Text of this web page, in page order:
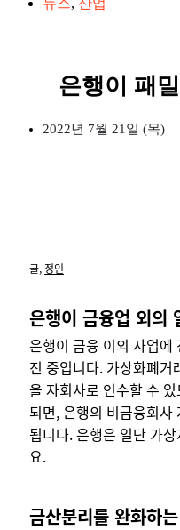
은행이 패
2022년 7월 21일 (목)
글,정인
은행이 금융업 외의
은행이 금융 이외 사업에
진 중입니다. 가상화폐거
을 자회사로 인수할 수
되면, 은행의 비금융회
됩니다. 은행은 일단 가
요.
금산분리를 완화하